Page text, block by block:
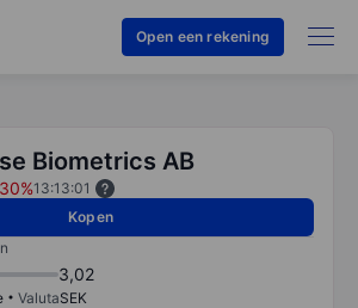
Open een rekening
Biometrics AB
13:13:01
Kopen
3,02
ValutaSEK